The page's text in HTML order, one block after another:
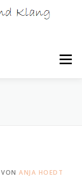
Menü
VON ANJA HOEDT